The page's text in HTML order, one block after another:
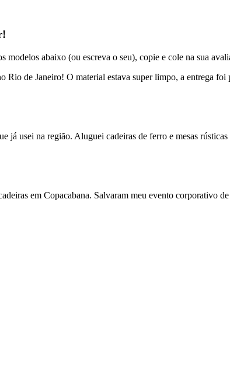
modelos abaixo (ou escreva o seu), copie e cole na sua
Rio de Janeiro! O material estava super limpo, a entrega
já usei na região. Aluguei cadeiras de ferro e mesas
em Copacabana. Salvaram meu evento corporativo